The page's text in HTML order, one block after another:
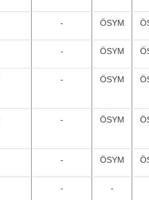
- ÖSYM
- ÖSYM
- ÖSYM
- ÖSYM
- ÖSYM
- -